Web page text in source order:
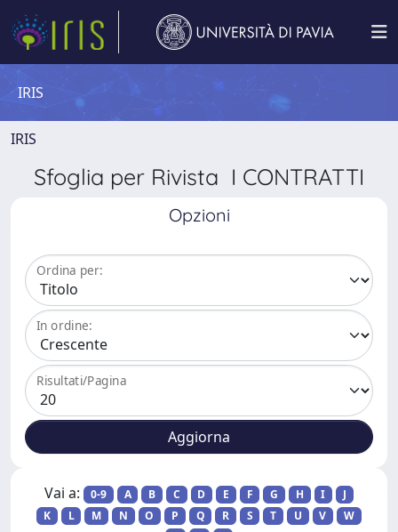
IRIS
IRIS
Sfoglia per Rivista I CONTRATTI
Opzioni
Ordina per:
In ordine:
Risultati/Pagina
Vai a: 0-9 A B C D E F G H I
J
K
L M N O P Q R S T U V
W